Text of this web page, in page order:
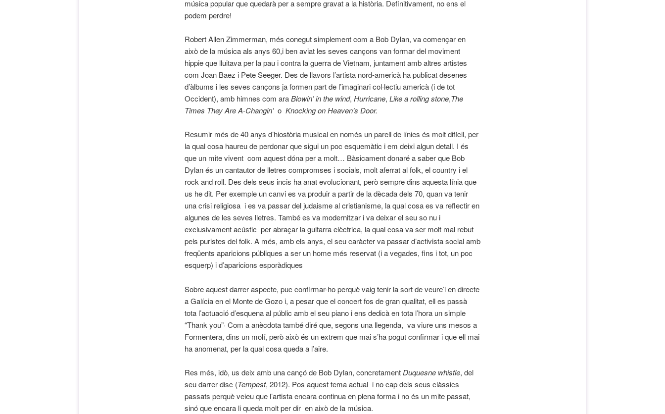
música popular que quedarà per a sempre gravat a la història. Definitivament, no ens el
podem perdre!
Robert Allen Zimmerman, més conegut simplement com a Bob Dylan, va començar en
això de la música als anys 60,i ben aviat les seves cançons van formar del moviment
hippie que lluitava per la pau i contra la guerra de Vietnam, juntament amb altres artistes
com Joan Baez i Pete Seeger. Des de llavors l’artista nord-americà ha publicat desenes
d’àlbums i les seves cançons ja formen part de l’imaginari col·lectiu americà (i de tot
Occident), amb himnes com araBlowin’ in the wind, Hurricane, Like a rolling stone,The
Times They Are A-Changin’o Knocking on Heaven’s Door.
Resumir més de 40 anys d’hiostòria musical en només un parell de línies és molt difícil, per
la qual cosa haureu de perdonar que sigui un poc esquemàtic i em deixi algun detall. I és
que un mite vivent com aquest dóna per a molt… Bàsicament donaré a saber que Bob
Dylan és un cantautor de lletres compromses i socials, molt aferrat al folk, el country i el
rock and roll. Des dels seus incis ha anat evolucionant, però sempre dins aquesta línia que
us he dit. Per exemple un canvi es va produir a partir de la dècada dels 70, quan va tenir
una crisi religiosa i es va passar del judaisme al cristianisme, la qual cosa es va reflectir en
algunes de les seves lletres. També es va modernitzar i va deixar el seu so nu i
exclusivament acústic per abraçar la guitarra elèctrica, la qual cosa va ser molt mal rebut
pels puristes del folk. A més, amb els anys, el seu caràcter va passar d’activista social amb
freqüents aparicions públiques a ser un home més reservat (i a vegades, fins i tot, un poc
esquerp) i d’aparicions esporàdiques
Sobre aquest darrer aspecte, puc confirmar-ho perquè vaig tenir la sort de veure’l en directe
a Galícia en el Monte de Gozo i, a pesar que el concert fos de gran qualitat, ell es passà
tota l’actuació d’esquena al públic amb el seu piano i ens dedicà en tota l’hora un simple
“Thank you”· Com a anècdota també diré que, segons una llegenda, va viure uns mesos a
Formentera, dins un molí, però això és un extrem que mai s’ha pogut confirmar i que ell mai
ha anomenat, per la qual cosa queda a l’aire.
Res més, idò, us deix amb una cançó de Bob Dylan, concretament Duquesne whistle, del
seu darrer disc (Tempest, 2012). Pos aquest tema actual i no cap dels seus clàssics
passats perquè veieu que l’artista encara continua en plena forma i no és un mite passat,
sinó que encara li queda molt per dir en això de la música.